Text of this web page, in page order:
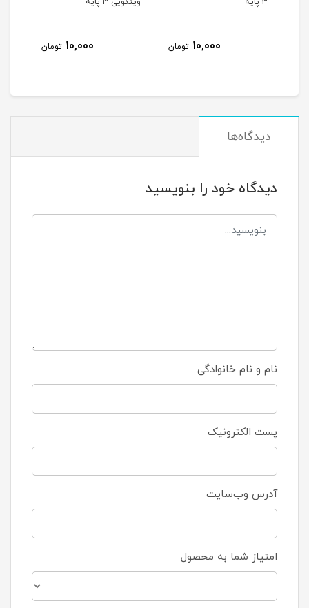
تومان تومان
دیدگاه‌ها
دیدگاه خود را بنویسید
نام و نام خانوادگی
پست الکترونیک
آدرس وب‌سایت
امتیاز شما به محصول